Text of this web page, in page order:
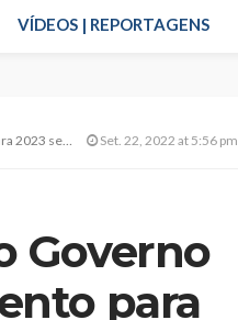
VÍDEOS | REPORTAGENS
líquido Set. 22, 2022 at 5:56 pm
Governo
para